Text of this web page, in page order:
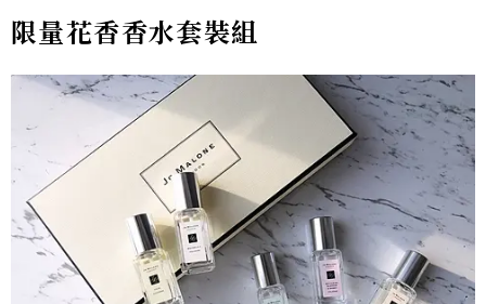
限量花香香水套裝組